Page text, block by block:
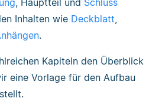
, Hauptteil und Schluss
Inhalten wie Deckblatt,
.
Kapiteln den Überblick
eine Vorlage für den Aufbau